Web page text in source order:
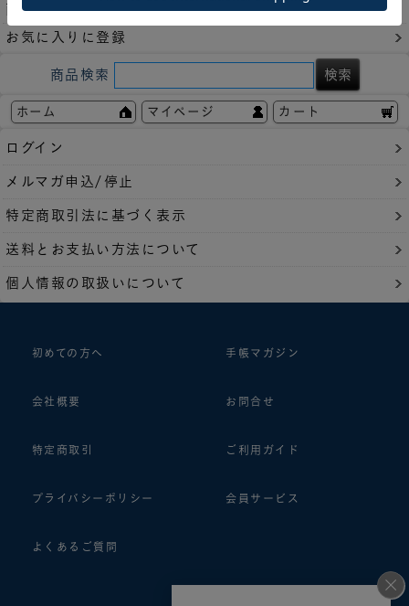
商品についてのお問い合わせ
お気に入りに登録
商品検索
ホーム マイページ カート
ログイン
メルマガ申込/停止
特定商取引法に基づく表示
送料とお支払い方法について
個人情報の取扱いについて
初めての方へ 手帳マガジン
会社概要 お問合せ
特定商取引 ご利用ガイド
プライバシーポリシー 会員サービス
よくあるご質問